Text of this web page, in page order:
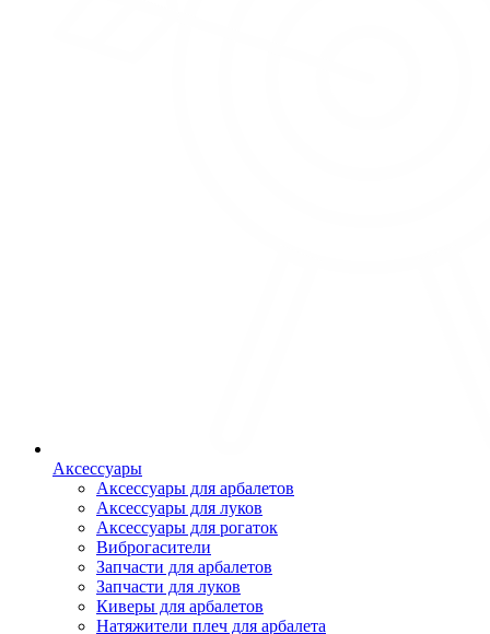
Аксессуары
Аксессуары для арбалетов
Аксессуары для луков
Аксессуары для рогаток
Виброгасители
Запчасти для арбалетов
Запчасти для луков
Киверы для арбалетов
Натяжители плеч для арбалета